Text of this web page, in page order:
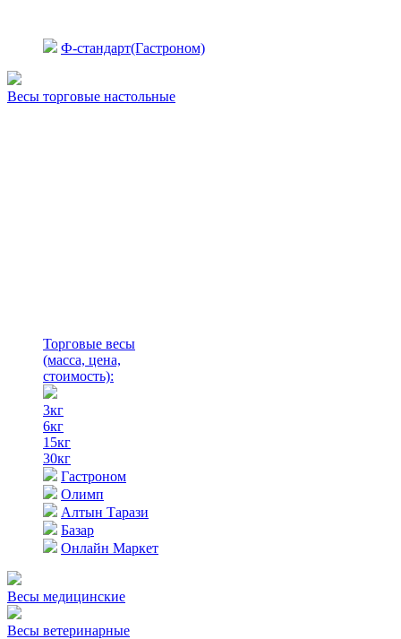
Ф-стандарт(Гастроном)
Весы торговые настольные
Торговые весы
(масса, цена,
стоимость):
3кг
6кг
15кг
30кг
Гастроном
Олимп
Алтын Тарази
Базар
Онлайн Маркет
Весы медицинские
Весы ветеринарные